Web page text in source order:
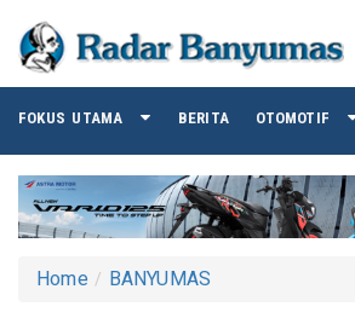
FOKUS UTAMA BERITA OTOMOTIF
Home BANYUMAS